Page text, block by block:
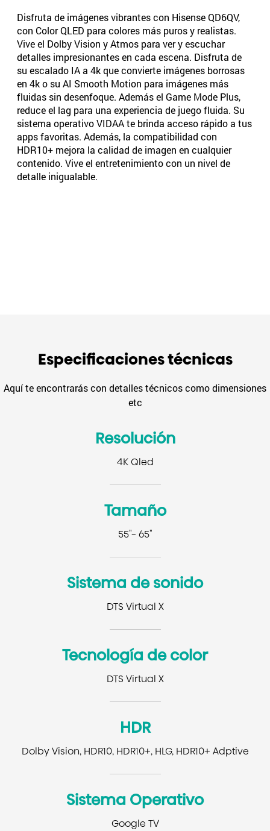
Disfruta de imágenes vibrantes con Hisense QD6QV,
con Color QLED para colores más puros y realistas.
Vive el Dolby Vision y Atmos para ver y escuchar
detalles impresionantes en cada escena. Disfruta de
su escalado IA a 4k que convierte imágenes borrosas
en 4k o su AI Smooth Motion para imágenes más
fluidas sin desenfoque. Además el Game Mode Plus,
reduce el lag para una experiencia de juego fluida. Su
sistema operativo VIDAA te brinda acceso rápido a tus
apps favoritas. Además, la compatibilidad con
HDR10+ mejora la calidad de imagen en cualquier
contenido. Vive el entretenimiento con un nivel de
detalle inigualable.
Especificaciones técnicas
Aquí te encontrarás con detalles técnicos como dimensiones
etc
Resolución
4K Qled
Tamaño
55"- 65"
Sistema de sonido
DTS Virtual X
Tecnología de color
DTS Virtual X
HDR
Dolby Vision, HDR10, HDR10+, HLG, HDR10+ Adptive
Sistema Operativo
Google TV